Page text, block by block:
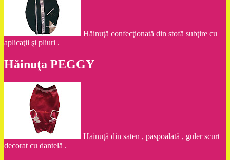
Hăinuţă confecţionată din stofă subţire cu
aplicaţii şi pliuri .
Hăinuţa PEGGY
Hainuţă din saten , paspoalată , guler scurt
decorat cu dantelă .